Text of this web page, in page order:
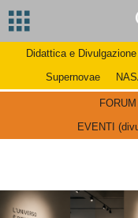
Didattica e Divulgazione
Supernovae
FORUM
EVENTI